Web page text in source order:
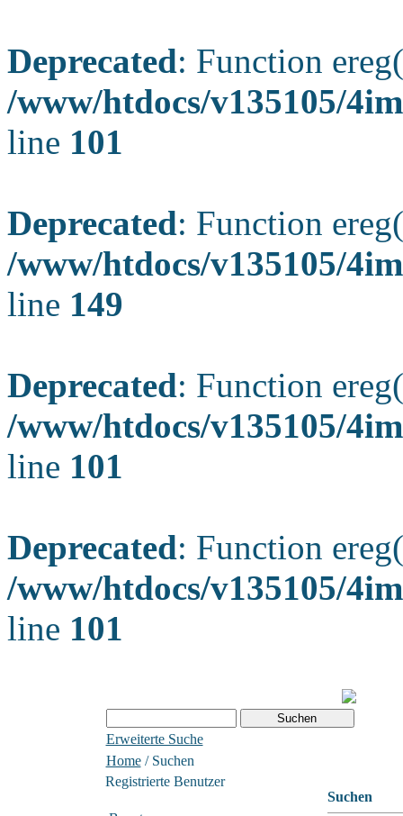
Deprecated: Function
/www/htdocs/v135105/
line 101
Deprecated: Function
/www/htdocs/v135105/
line 149
Deprecated: Function
/www/htdocs/v135105/
line 101
Deprecated: Function
/www/htdocs/v135105/
line 101
Erweiterte Suche
Home/ Suchen
Registrierte Benutzer
Suchen